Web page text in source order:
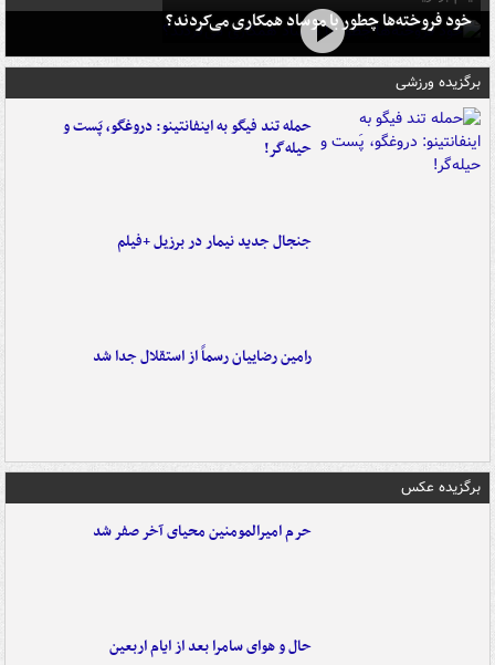
خود فروخته‌ها چطور با موساد همکاری می‌کردند؟
برگزیده ورزشی
حمله تند فیگو به اینفانتینو: دروغگو، پَست‌ و
حیله‌گر!
جنجال جدید نیمار در برزیل +فیلم
رامین رضاییان رسماً از استقلال جدا شد
برگزیده عکس
حرم امیرالمومنین محیای آخر صفر شد
حال و هوای سامرا بعد از ایام اربعین